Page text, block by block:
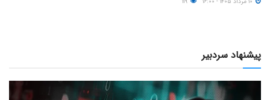
پیشنهاد سردبیر